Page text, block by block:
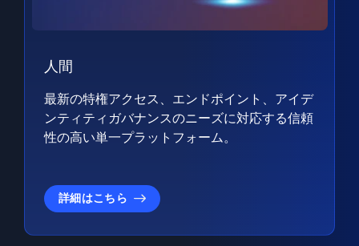
人間
最新の特権アクセス、エンドポイント、アイデ
ンティティガバナンスのニーズに対応する信頼
性の高い単一プラットフォーム。
詳細はこちら